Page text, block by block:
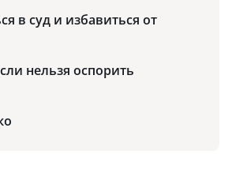
в суд и избавиться от
нельзя оспорить